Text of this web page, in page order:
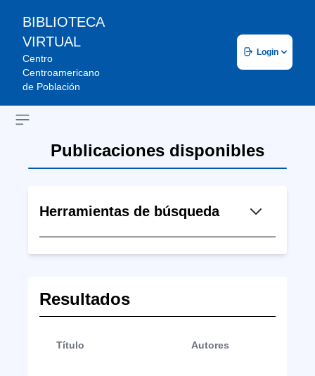
BIBLIOTECA
VIRTUAL
Centro
Centroamericano
de Población
Login
Open sidebar
Publicaciones disponibles
Herramientas de búsqueda
Resultados
Título Autores